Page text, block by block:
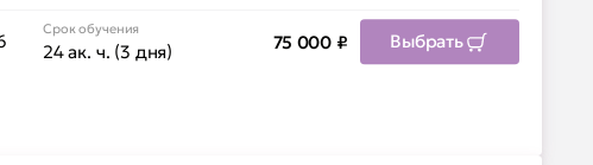
Срок обучения
24 ак. ч. (3 дня) 75 000 ₽ Выбрать